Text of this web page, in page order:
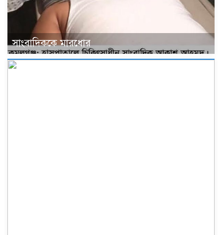
সাংবাদিককে মারধোর